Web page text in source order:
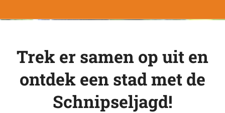
Trek er samen op uit en
ontdek een stad met de
Schnipseljagd!